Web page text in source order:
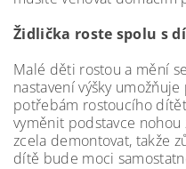
Židlička roste spolu s
Malé děti rostou a mění
nastavení výšky
potřebám rostoucího
vyměnit podstavce nohou
zcela demontovat, takže
dítě bude moci